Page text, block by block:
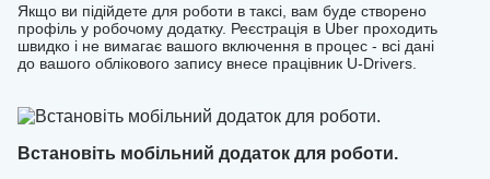
Якщо ви підійдете для роботи в таксі, вам буде створено
профіль у робочому додатку. Реєстрація в Uber проходить
швидко і не вимагає вашого включення в процес - всі дані
до вашого облікового запису внесе працівник U-Drivers.
Встановіть мобільний додаток для роботи.